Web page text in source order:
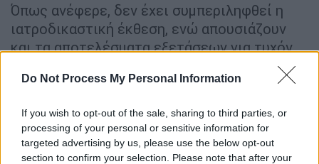
Do Not Process My Personal Information
If you wish to opt-out of the sale, sharing to third parties, or
processing of your personal or sensitive information for
targeted advertising by us, please use the below opt-out
section to confirm your selection. Please note that after your
Όπως ανέφερε, δεν έχει συμπεριληφθεί η
ιατροδικαστική έκθεση, ενώ απουσιάζουν
και τα αποτελέσματα εξετάσεων για τυχόν
ακόμη ενσωματωθεί στη δικογραφία
ποτελέσματα αναλύσεων DNAή στοιχεία
που αφορούν δακτυλικά αποτυπώματα.